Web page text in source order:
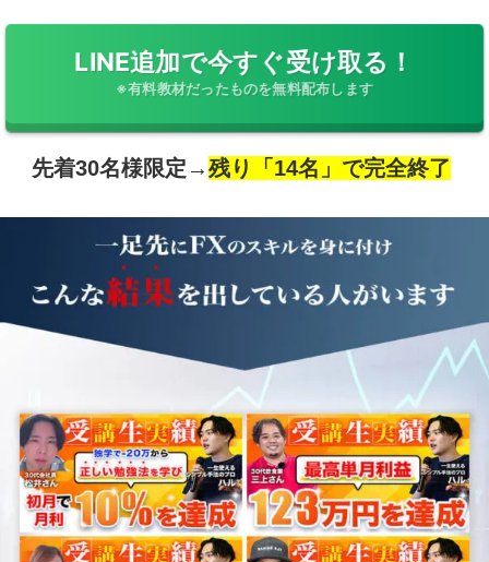
LINE追加で今すぐ受け取る！
※有料教材だったものを無料配布します
先着30名様限定→残り「14名」で完全終了